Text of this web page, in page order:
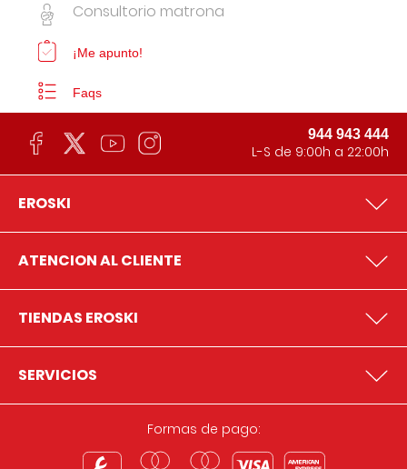
Consultorio matrona
¡Me apunto!
Faqs
944 943 444
L-S de 9:00h a 22:00h
EROSKI
ATENCION AL CLIENTE
TIENDAS EROSKI
SERVICIOS
Formas de pago: